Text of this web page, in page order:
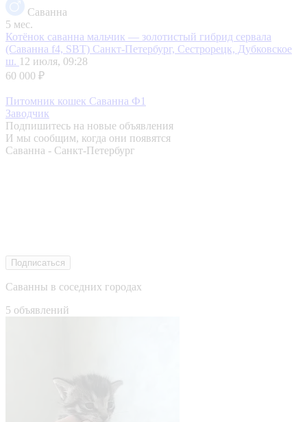
Саванна
5 мес.
Котёнок саванна мальчик — золотистый гибрид сервала
(Саванна f4, SBT) Санкт-Петербург, Сестрорецк, Дубковское
ш. 12 июля, 09:28
60 000 ₽
Питомник кошек Саванна Ф1
Заводчик
Подпишитесь на новые объявления
И мы сообщим, когда они появятся
Саванна - Санкт-Петербург
Подписаться
Саванны в соседних городах
5 объявлений